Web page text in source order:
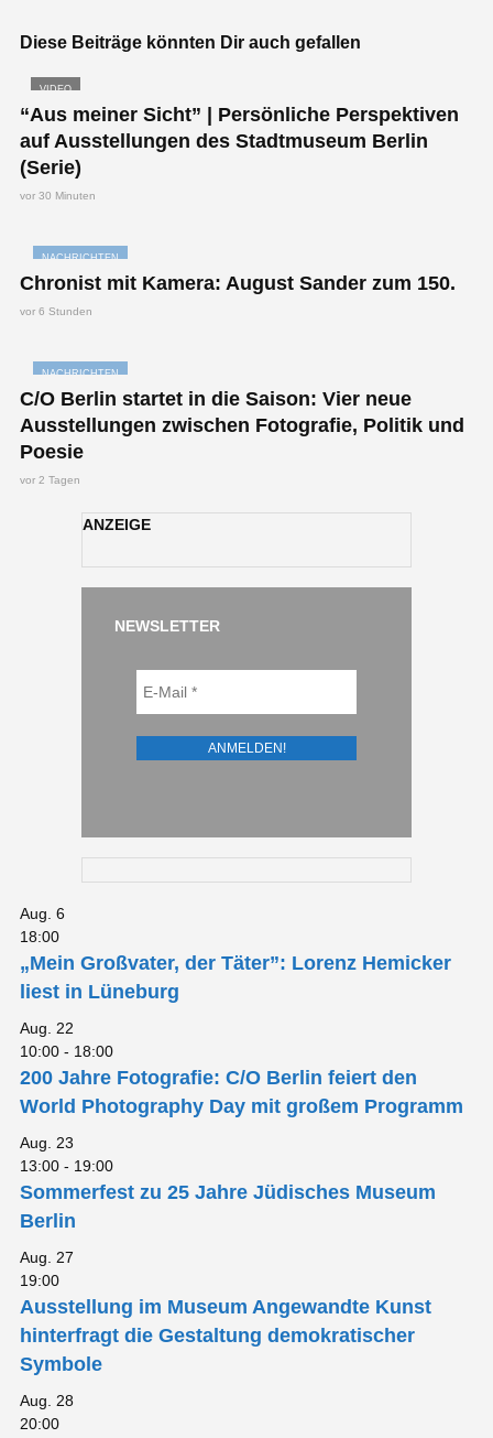
Diese Beiträge könnten Dir auch gefallen
VIDEO
“Aus meiner Sicht” | Persönliche Perspektiven
auf Ausstellungen des Stadtmuseum Berlin
(Serie)
vor 30 Minuten
NACHRICHTEN
Chronist mit Kamera: August Sander zum 150.
vor 6 Stunden
NACHRICHTEN
C/O Berlin startet in die Saison: Vier neue
Ausstellungen zwischen Fotografie, Politik und
Poesie
vor 2 Tagen
ANZEIGE
NEWSLETTER
Aug. 6
18:00
„Mein Großvater, der Täter”: Lorenz Hemicker
liest in Lüneburg
Aug. 22
10:00 - 18:00
200 Jahre Fotografie: C/O Berlin feiert den
World Photography Day mit großem Programm
Aug. 23
13:00 - 19:00
Sommerfest zu 25 Jahre Jüdisches Museum
Berlin
Aug. 27
19:00
Ausstellung im Museum Angewandte Kunst
hinterfragt die Gestaltung demokratischer
Symbole
Aug. 28
20:00